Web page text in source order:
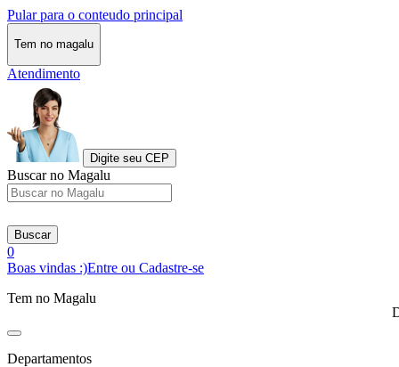
Pular para o conteudo principal
Tem no magalu
Atendimento
Digite seu CEP
Buscar no Magalu
Buscar
0
Boas vindas :)Entre ou Cadastre-se
Tem no Magalu
Departamentos